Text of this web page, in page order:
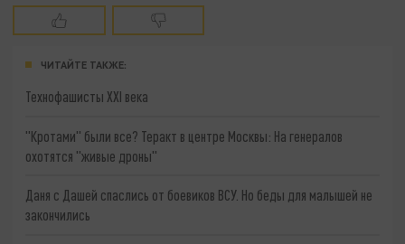
ЧИТАЙТЕ ТАКЖЕ:
Технофашисты XXI века
"Кротами" были все? Теракт в центре Москвы: На генералов
охотятся "живые дроны"
Даня с Дашей спаслись от боевиков ВСУ. Но беды для малышей не
закончились